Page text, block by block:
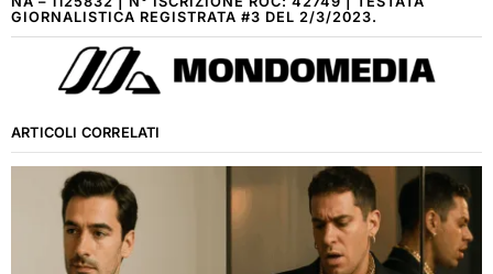
GIORNALISTICA REGISTRATA #3 DEL 2/3/2023.
ARTICOLI CORRELATI